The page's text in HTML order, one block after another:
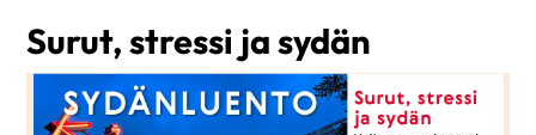
Surut, stressi ja sydän